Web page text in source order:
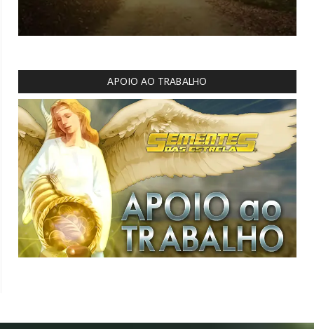
APOIO AO TRABALHO